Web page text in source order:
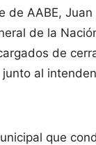
de AABE,
de la
de
al
que